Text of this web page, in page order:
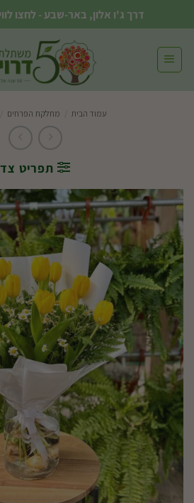
to
content
דרך ג'ו אלון, באר-שבע - לחצו
עמוד הבית מחלקת הפרחים
תפריט צד